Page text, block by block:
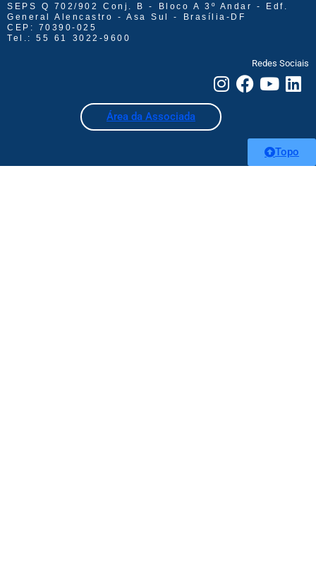
SEPS Q 702/902 Conj. B - Bloco A 3º Andar - Edf.
General Alencastro - Asa Sul - Brasília-DF
CEP: 70390-025
Tel.: 55 61 3022-9600
Redes Sociais
Área da Associada
Topo